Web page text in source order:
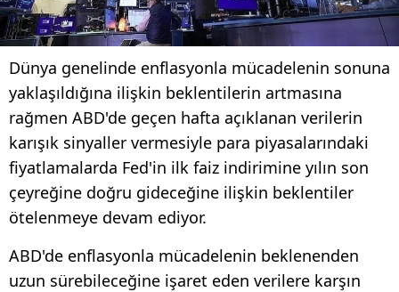
Dünya genelinde enflasyonla mücadelenin sonuna
yaklaşıldığına ilişkin beklentilerin artmasına
rağmen ABD'de geçen hafta açıklanan verilerin
karışık sinyaller vermesiyle para piyasalarındaki
fiyatlamalarda Fed'in ilk faiz indirimine yılın son
çeyreğine doğru gideceğine ilişkin beklentiler
ötelenmeye devam ediyor.
ABD'de enflasyonla mücadelenin beklenenden
uzun sürebileceğine işaret eden verilere karşın